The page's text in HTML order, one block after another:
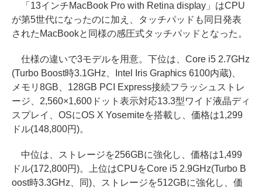
「13インチMacBook Pro with Retina display」はCPU
が第5世代になったのに加え、タッチパッドも同日発表
されたMacBookと同様の感圧式タッチパッドとなった。
仕様の違いで3モデルを用意。下位は、Core i5 2.7GHz
(Turbo Boost時3.1GHz、Intel Iris Graphics 6100内蔵)、
メモリ8GB、128GB PCI Express接続フラッシュストレ
ージ、2,560×1,600ドット表示対応13.3型ワイド液晶ディ
スプレイ、OSにOS X Yosemiteを搭載し、価格は1,299
ドル(148,800円)。
中位は、ストレージを256GBに強化し、価格は1,499
ドル(172,800円)。上位はCPUをCore i5 2.9GHz(Turbo B
oost時3.3GHz、同)、ストレージを512GBに強化し、価